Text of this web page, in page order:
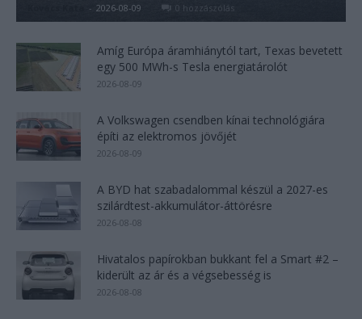
- 2026-08-09 0 hozzászólás
Amíg Európa áramhiánytól tart, Texas bevetett
egy 500 MWh-s Tesla energiatárolót
2026-08-09
A Volkswagen csendben kínai technológiára
építi az elektromos jövőjét
2026-08-09
A BYD hat szabadalommal készül a 2027-es
szilárdtest-akkumulátor-áttörésre
2026-08-08
Hivatalos papírokban bukkant fel a Smart #2 –
kiderült az ár és a végsebesség is
2026-08-08